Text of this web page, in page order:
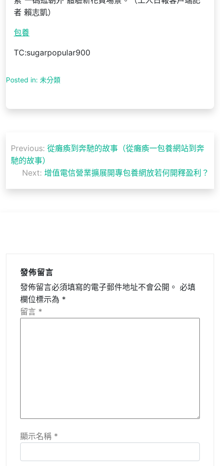
者 賴志凱）
包養
TC:sugarpopular900
Posted in: 未分類
章
覽
Previous: 從癱瘓到奔馳的故事（從癱瘓一包養網站到奔
馳的故事）
Next: 增值電信營業擴展開專包養網放若何開釋盈利？
發佈留言
發佈留言必須填寫的電子郵件地址不會公開。 必填
欄位標示為 *
留言 *
顯示名稱 *